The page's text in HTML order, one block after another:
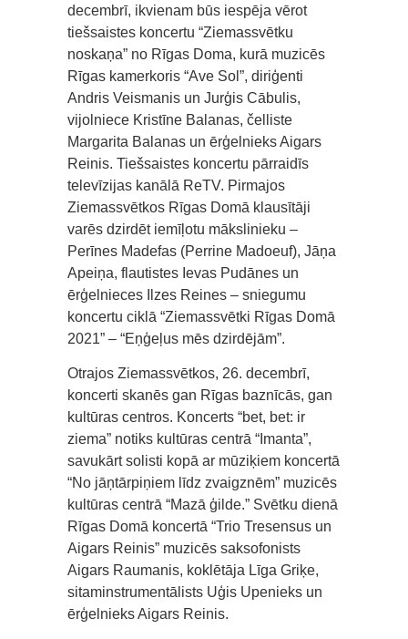
decembrī, ikvienam būs iespēja vērot
tiešsaistes koncertu “Ziemassvētku
noskaņa” no Rīgas Doma, kurā muzicēs
Rīgas kamerkoris “Ave Sol”, diriģenti
Andris Veismanis un Jurģis Cābulis,
vijolniece Kristīne Balanas, čelliste
Margarita Balanas un ērģelnieks Aigars
Reinis. Tiešsaistes koncertu pārraidīs
televīzijas kanālā ReTV. Pirmajos
Ziemassvētkos Rīgas Domā klausītāji
varēs dzirdēt iemīļotu mākslinieku –
Perīnes Madefas (Perrine Madoeuf), Jāņa
Apeiņa, flautistes Ievas Pudānes un
ērģelnieces Ilzes Reines – sniegumu
koncertu ciklā “Ziemassvētki Rīgas Domā
2021” – “Eņģeļus mēs dzirdējām”.
Otrajos Ziemassvētkos, 26. decembrī,
koncerti skanēs gan Rīgas baznīcās, gan
kultūras centros. Koncerts “bet, bet: ir
ziema” notiks kultūras centrā “Imanta”,
savukārt solisti kopā ar mūziķiem koncertā
“No jāņtārpiņiem līdz zvaigznēm” muzicēs
kultūras centrā “Mazā ģilde.” Svētku dienā
Rīgas Domā koncertā “Trio Tresensus un
Aigars Reinis” muzicēs saksofonists
Aigars Raumanis, koklētāja Līga Griķe,
sitaminstrumentālists Uģis Upenieks un
ērģelnieks Aigars Reinis.